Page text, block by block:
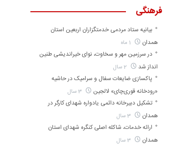
فرهنگی
بیانیه ستاد مردمی خدمتگزاران اربعین استان
همدان
در سرزمین مهر و سخاوت، نوای خیراندیشی طنین
انداز شد
پاکسازی ضایعات سفال و سرامیک در حاشیه
«رودخانه قوری‌چای» لالجین
3 سال
تشکیل دبیرخانه دائمی یادواره شهدای کارگر در
همدان
3 سال
ارائه خدمات، شاکله اصلی کنگره شهدای استان
همدان
3 سال